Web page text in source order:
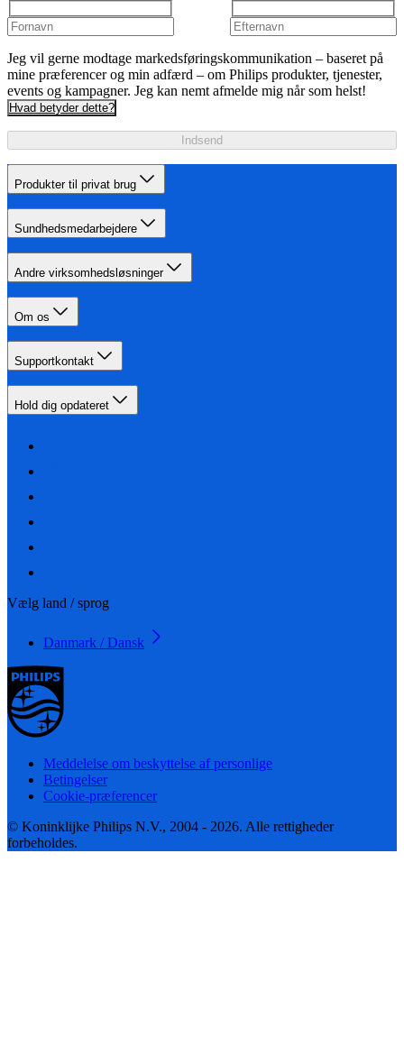
Jeg vil gerne modtage markedsføringskommunikation – baseret på
mine præferencer og min adfærd – om Philips produkter, tjenester,
events og kampagner. Jeg kan nemt afmelde mig når som helst!
Hvad betyder dette?
Indsend
Produkter til privat brug
Sundhedsmedarbejdere
Andre virksomhedsløsninger
Om os
Supportkontakt
Hold dig opdateret
Vælg land / sprog
Danmark / Dansk
Meddelelse om beskyttelse af personlige
Betingelser
Cookie-præferencer
© Koninklijke Philips N.V., 2004 - 2026. Alle rettigheder
forbeholdes.